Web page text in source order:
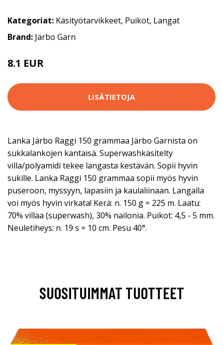
Kategoriat: Käsityötarvikkeet, Puikot, Langat
Brand: Järbo Garn
8.1 EUR
LISÄTIETOJA
Lanka Järbo Raggi 150 grammaa Järbo Garnista on
sukkalankojen kantaisä. Superwashkäsitelty
villa/polyamidi tekee langasta kestävän. Sopii hyvin
sukille. Lanka Raggi 150 grammaa sopii myös hyvin
puseroon, myssyyn, lapasiin ja kaulaliinaan. Langalla
voi myös hyvin virkata! Kerä: n. 150 g = 225 m. Laatu:
70% villaa (superwash), 30% nailonia. Puikot: 4,5 - 5 mm.
Neuletiheys: n. 19 s = 10 cm. Pesu 40°.
SUOSITUIMMAT TUOTTEET